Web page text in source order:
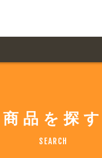
住まい・暮らし
地域・観光
商品を探す
SEARCH